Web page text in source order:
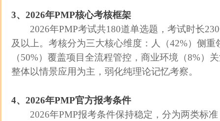
3、2026年PMP核心考核框架
2026年PMP考试共180道单选题，考试时长230
及以上。考核分为三大核心维度：人（42%）侧
（50%）覆盖项目全流程管控，商业环境（8%）
整体以情景应用为主，弱化纯理论记忆考察。
4、2026年PMP官方报考条件
2026年PMP报考条件保持稳定，分为两类标准